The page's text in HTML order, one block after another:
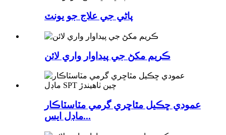
پاڻي جي علاج جو يونٽ
ڪريم مکڻ جي پيداوار واري لائن
عمودي ڇڪيل مٿاڇري گرمي مٽاسٽاڪار
ماڊل ايس...